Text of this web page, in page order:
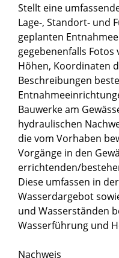
Stellt eine
Lage-, Standort- und
geplanten
gegebenenfalls
Höhen, Koordinaten
Beschreibungen
Bauwerke am
hydraulischen
die vom Vorhaben
Vorgänge in den
errichtenden/
Diese umfassen in
Wasserdargebot
und Wasserständen
Wasserführung und
Nachweis